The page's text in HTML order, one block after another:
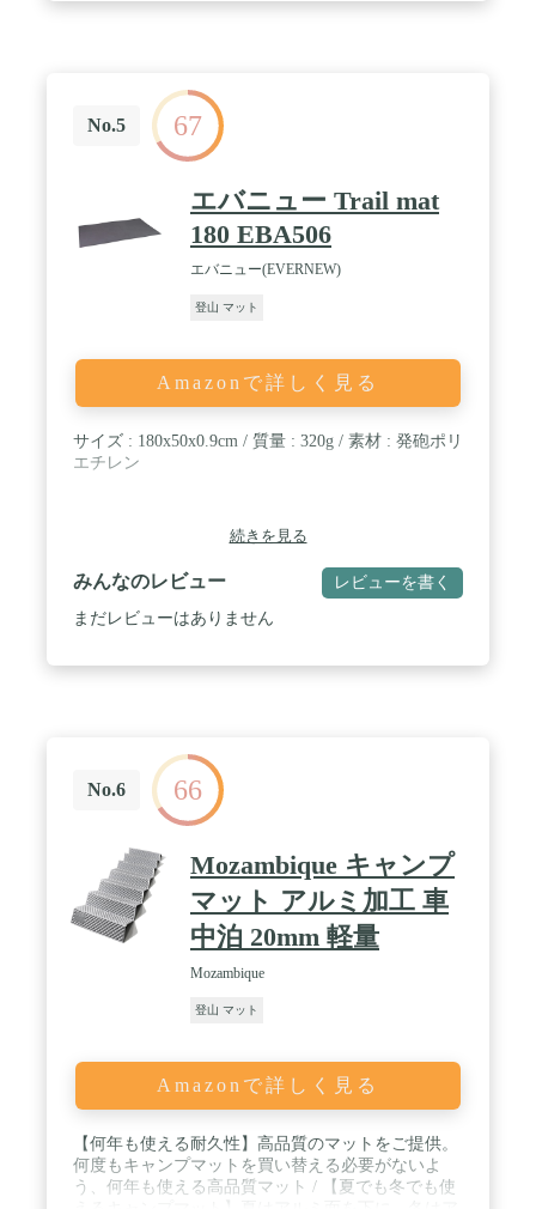
No.5 67
エバニュー Trail mat
180 EBA506
エバニュー(EVERNEW)
登山 マット
Amazonで詳しく見る
サイズ : 180x50x0.9cm / 質量 : 320g / 素材 : 発砲ポリ
エチレン
続きを見る
みんなのレビュー レビューを書く
まだレビューはありません
No.6 66
Mozambique キャンプ
マット アルミ加工 車
中泊 20mm 軽量
Mozambique
登山 マット
Amazonで詳しく見る
【何年も使える耐久性】高品質のマットをご提供。
何度もキャンプマットを買い替える必要がないよ
う、何年も使える高品質マット / 【夏でも冬でも使